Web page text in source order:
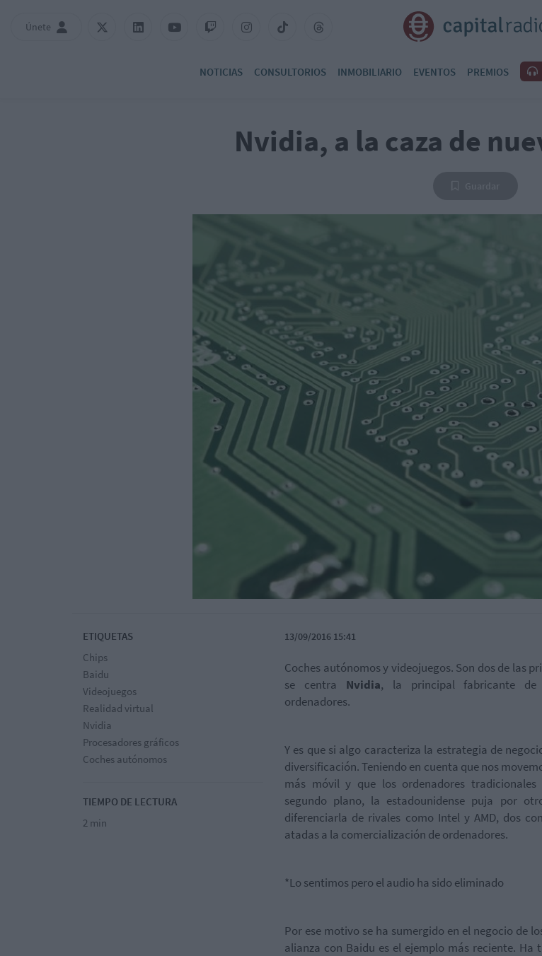
Únete
NOTICIAS CONSULTORIOS INMOBILIARIO EVENTOS PREMIOS
Nvidia, a la caza de
ETIQUETAS
Chips
Baidu
Videojuegos
Realidad virtual
Nvidia
Procesadores gráficos
Coches autónomos
TIEMPO DE LECTURA
2 min
13/09/2016 15:41
Coches autónomos y videojuegos. Son dos de las
se centra Nvidia, la principal fabricante de
ordenadores.
Y es que si algo caracteriza la estrategia de
diversificación. Teniendo en cuenta que nos
más móvil y que los ordenadores
segundo plano, la estadounidense puja por
diferenciarla de rivales como Intel y AMD, dos
atadas a la comercialización de ordenadores.
*Lo sentimos pero el audio ha sido eliminado
Por ese motivo se ha sumergido en el negocio de
alianza con Baidu es el ejemplo más reciente.